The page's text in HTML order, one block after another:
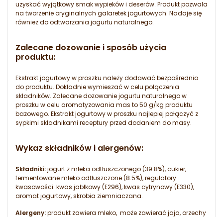
uzyskać wyjątkowy smak wypieków i deserów. Produkt pozwala
na tworzenie oryginalnych galaretek jogurtowych. Nadaje się
również do odtwarzania jogurtu naturalnego.
Zalecane dozowanie i sposób użycia
produktu:
Ekstrakt jogurtowy w proszku należy dodawać bezpośrednio
do produktu. Dokładnie wymieszać w celu połączenia
składników. Zalecane dozowanie jogurtu naturalnego w
proszku w celu aromatyzowania mas to 50 g/kg produktu
bazowego. Ekstrakt jogurtowy w proszku najlepiej połączyć z
sypkimi składnikami receptury przed dodaniem do masy.
Wykaz składników i alergenów:
Składniki:jogurt z mleka odtłuszczonego (39.8%), cukier,
fermentowane mleko odtłuszczone (8.5%), regulatory
kwasowości: kwas jabłkowy (E296), kwas cytrynowy (E330),
aromat jogurtowy, skrobia ziemniaczana.
Alergeny:produkt zawiera mleko, może zawierać jaja, orzechy